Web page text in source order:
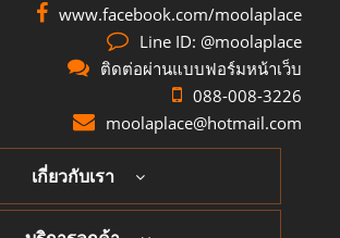
www.facebook.com/moolaplace
Line ID: @moolaplace
ติดต่อผ่านแบบฟอร์มหน้าเว็บ
088-008-3226
moolaplace@hotmail.com
เกี่ยวกับเรา